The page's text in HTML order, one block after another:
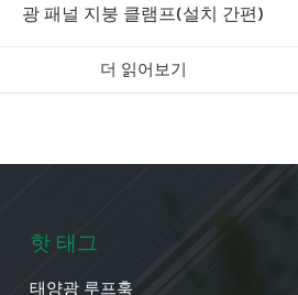
광 패널 지붕 클램프(설치 간편)
더 읽어보기
핫 태그
태양광 루프훅